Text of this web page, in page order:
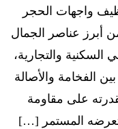
واجهات الحجر
أبرز عناصر الجمال
السكنية والتجارية،
الفخامة والأصالة
على مقاومة
تعرضه المستمر […]